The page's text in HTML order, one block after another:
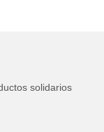
solidarios